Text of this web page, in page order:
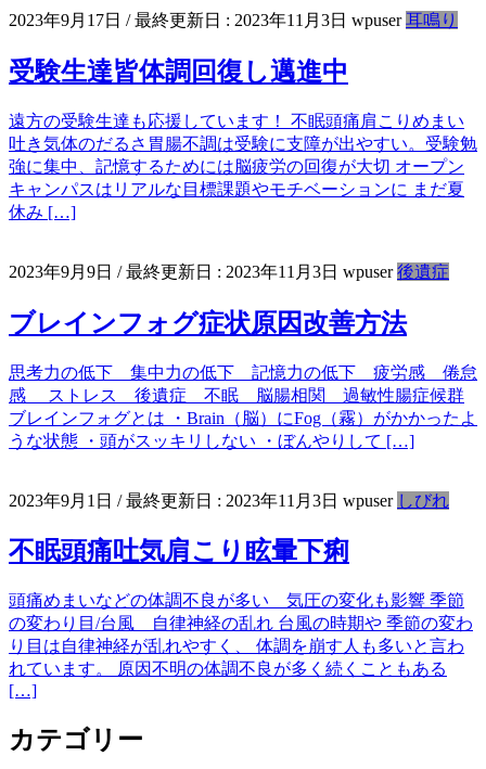
2023年9月17日 / 最終更新日 : 2023年11月3日 wpuser 耳鳴り
受験生達皆体調回復し邁進中
遠方の受験生達も応援しています！ 不眠頭痛肩こりめまい
吐き気体のだるさ胃腸不調は受験に支障が出やすい。受験勉
強に集中、記憶するためには脳疲労の回復が大切 オープン
キャンパスはリアルな目標課題やモチベーションに まだ夏
休み […]
2023年9月9日 / 最終更新日 : 2023年11月3日 wpuser 後遺症
ブレインフォグ症状原因改善方法
思考力の低下 集中力の低下 記憶力の低下 疲労感 倦怠
感 ストレス 後遺症 不眠 脳腸相関 過敏性腸症候群
ブレインフォグとは ・Brain（脳）にFog（霧）がかかったよ
うな状態 ・頭がスッキリしない ・ぼんやりして […]
2023年9月1日 / 最終更新日 : 2023年11月3日 wpuser しびれ
不眠頭痛吐気肩こり眩暈下痢
頭痛めまいなどの体調不良が多い 気圧の変化も影響 季節
の変わり目/台風 自律神経の乱れ 台風の時期や 季節の変わ
り目は自律神経が乱れやすく、 体調を崩す人も多いと言わ
れています。 原因不明の体調不良が多く続くこともある
[…]
カテゴリー